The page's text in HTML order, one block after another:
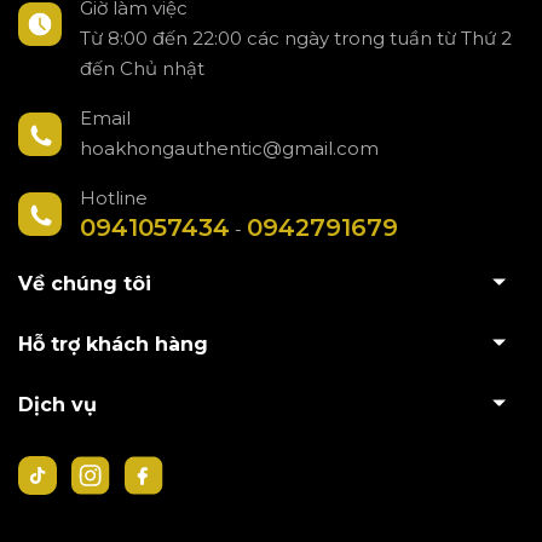
Giờ làm việc
Từ 8:00 đến 22:00 các ngày trong tuần từ Thứ 2
đến Chủ nhật
Email
hoakhongauthentic@gmail.com
Hotline
0941057434 - 0942791679
Về chúng tôi
Hỗ trợ khách hàng
Dịch vụ